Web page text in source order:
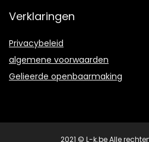
Verklaringen
Privacybeleid
algemene voorwaarden
Gelieerde openbaarmaking
2021 © L-k.be Alle